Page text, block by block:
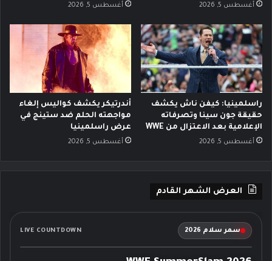
أغسطس 5, 2026 أغسطس 5, 2026
راسلمينيا: كيفن ناش يكشف
حقيقة جون سينا وتصرفاته
الإعلامية بعد الاعتزال من WWE
أغسطس 5, 2026
أندرتيكر يكشف كواليس إلغاء
مواجهته الحلم ضد ستينج في
عرض راسلمينيا
أغسطس 5, 2026
العرض الشهر القادم
سمر سلام 2026 LIVE COUNTDOWN